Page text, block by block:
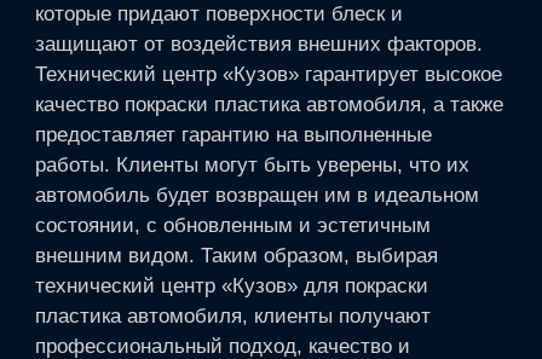
которые придают поверхности блеск и
защищают от воздействия внешних факторов.
Технический центр «Кузов» гарантирует высокое
качество покраски пластика автомобиля, а также
предоставляет гарантию на выполненные
работы. Клиенты могут быть уверены, что их
автомобиль будет возвращен им в идеальном
состоянии, с обновленным и эстетичным
внешним видом. Таким образом, выбирая
технический центр «Кузов» для покраски
пластика автомобиля, клиенты получают
профессиональный подход, качество и